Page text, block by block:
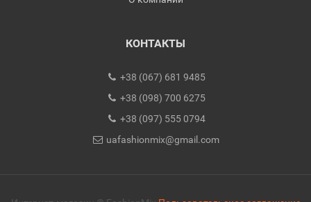
КОНТАКТЫ
+38 (067) 681 9485
+38 (098) 700 6275
+38 (097) 555 0794
uafashionmix@gmail.com